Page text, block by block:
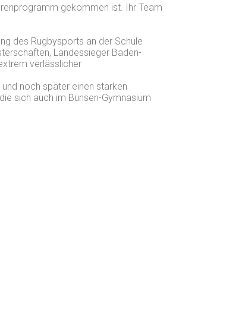
gekommen ist. Ihr Team
des Rugbysports an der Schule
Landessieger Baden-
verlässlicher
noch später einen starken
sich auch im Bunsen-Gymnasium